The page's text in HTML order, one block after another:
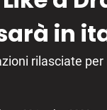
in
rilasciate per